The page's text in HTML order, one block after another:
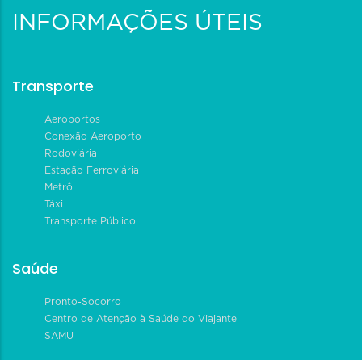
INFORMAÇÕES ÚTEIS
Transporte
Aeroportos
Conexão Aeroporto
Rodoviária
Estação Ferroviária
Metrô
Táxi
Transporte Público
Saúde
Pronto-Socorro
Centro de Atenção à Saúde do Viajante
SAMU